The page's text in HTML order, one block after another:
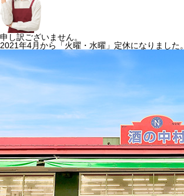
申し訳ございません。
2021年4月から「火曜・水曜」定休になりました。